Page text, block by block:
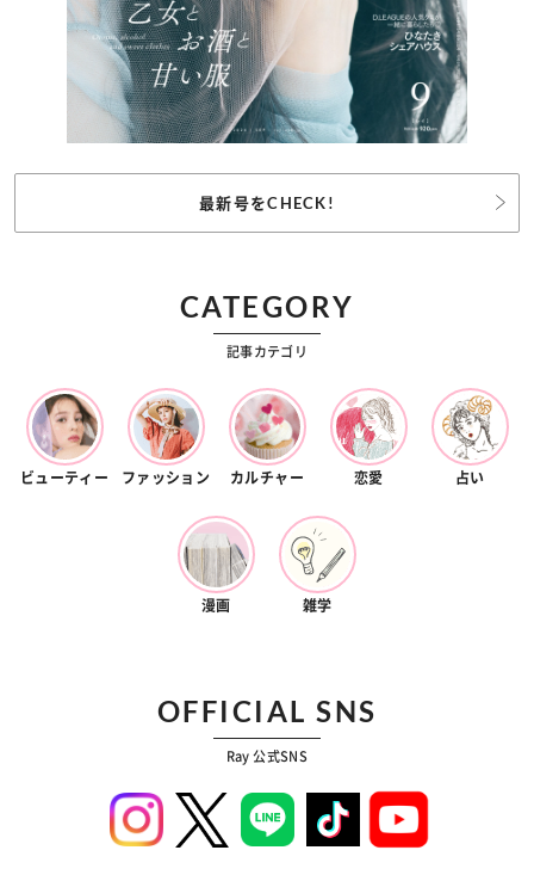
最新号をCHECK!
CATEGORY
記事カテゴリ
ビューティー ファッション カルチャー 恋愛 占い
漫画 雑学
OFFICIAL SNS
Ray 公式SNS